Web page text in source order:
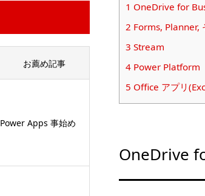
1 OneDrive for
2 Forms, Planner,
3 Stream
4 Power Platform
5 Office アプリ
OneDrive
お薦め記事
Power Apps 事始め